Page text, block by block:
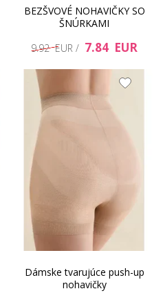
BEZŠVOVÉ NOHAVIČKY SO
ŠNÚRKAMI
9.92 EUR / 7.84 EUR
Dámske tvarujúce push-up
nohavičky